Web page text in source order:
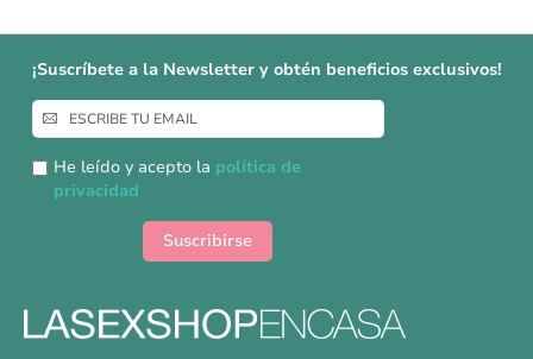
¡Suscríbete a la Newsletter y obtén beneficios exclusivos!
Inscríbase
a
nuestro
boletín
He leído y acepto la política de
privacidad
Suscribirse